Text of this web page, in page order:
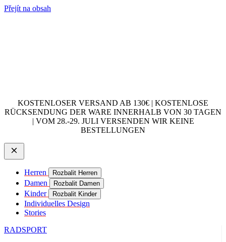
Přejít na obsah
KOSTENLOSER VERSAND AB 130€ | KOSTENLOSE
RÜCKSENDUNG DER WARE INNERHALB VON 30 TAGEN
| VOM 28.-29. JULI VERSENDEN WIR KEINE
BESTELLUNGEN
Herren Rozbalit Herren
Damen Rozbalit Damen
Kinder Rozbalit Kinder
Individuelles Design
Stories
RADSPORT